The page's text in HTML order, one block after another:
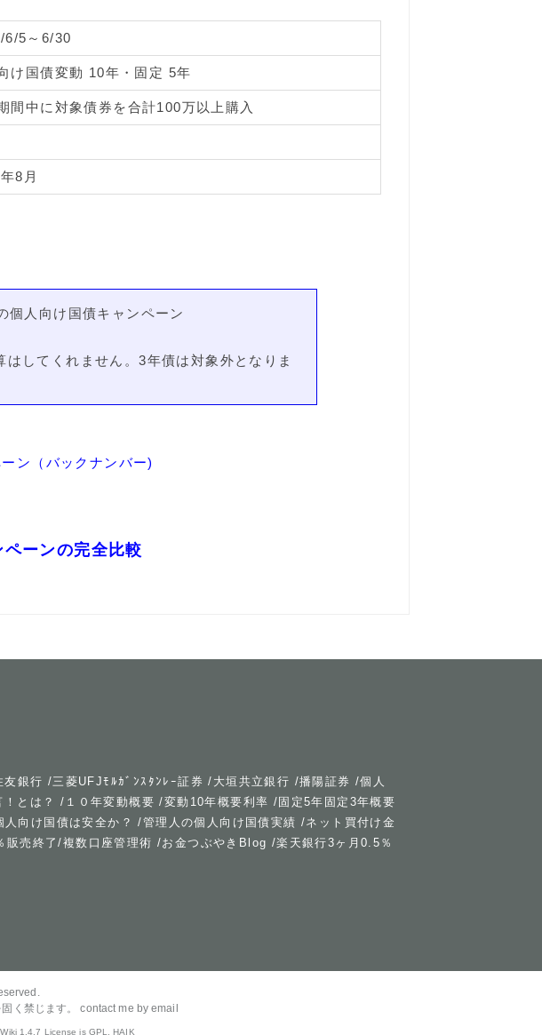
6/5～6/30
け国債変動 10年・固定 5年
間中に対象債券を合計100万以上購入
8月
個人向け国債キャンペーン
してくれません。3年債は対象外となりま
ン（バックナンバー)
ーンの完全比較
友銀行 /三菱UFJﾓﾙｶﾞﾝｽﾀﾝﾚｰ証券 / 大垣共立銀行 /播陽証券/個人
とは？ / １０年変動概要 /変動10年概要利率 / 固定5年固定3年概要
人向け国債は安全か？ /管理人の個人向け国債実績 /ネット買付け金
販売終了/複数口座管理術 /お金つぶやきBlog /楽天銀行3ヶ月0.5％
く禁じます。 contact me by email
1.4.7 License is GPL.HAIK